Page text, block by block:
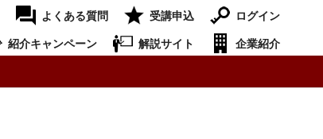
よくある質問 受講申込
ログイン
紹介キャンペーン 解説サイト
企業紹介